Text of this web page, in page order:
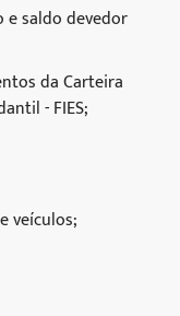
saldo devedor
da Carteira
- FIES;
veículos;